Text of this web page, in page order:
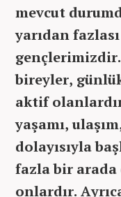
mevcut
yarıdan
bireyler,
aktif
yaşamı,
dolayısıyla
fazla bir arada
onlardır.